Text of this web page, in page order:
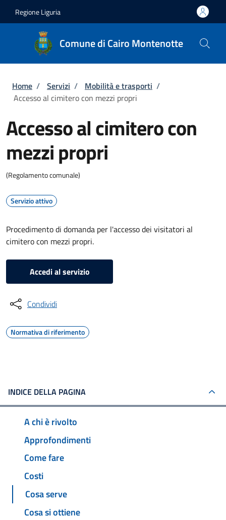
Regione Liguria
Comune di Cairo Montenotte
Briciole di pane
Home / Servizi / Mobilità e trasporti /
Accesso al cimitero con mezzi propri
Accesso al cimitero con
mezzi propri
(Regolamento comunale)
Servizio attivo
Procedimento di domanda per l'accesso dei visitatori al
cimitero con mezzi propri.
Accedi al servizio
Condividi
Normativa di riferimento
INDICE DELLA PAGINA
A chi è rivolto
Approfondimenti
Come fare
Costi
Cosa serve
Cosa si ottiene